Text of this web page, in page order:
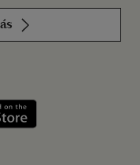
meg: Google